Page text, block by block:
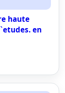
haute
en